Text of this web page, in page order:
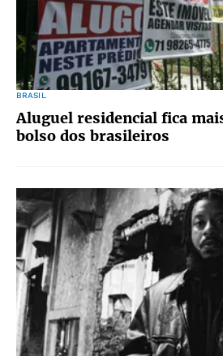
BRASIL
Aluguel residencial fica
bolso dos brasileiros